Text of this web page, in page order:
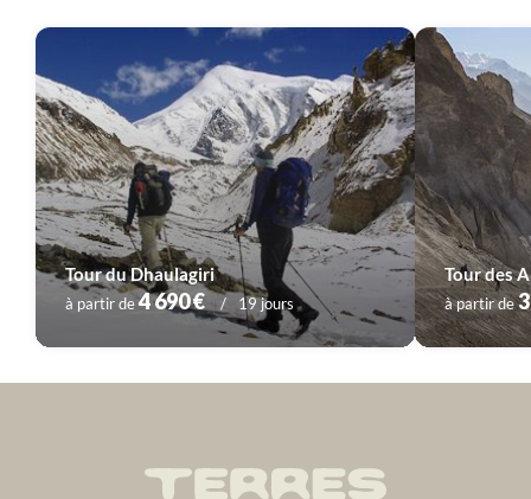
Tour du Dhaulagiri
à partir de4 690 € 19 jours
Tour des
à partir de